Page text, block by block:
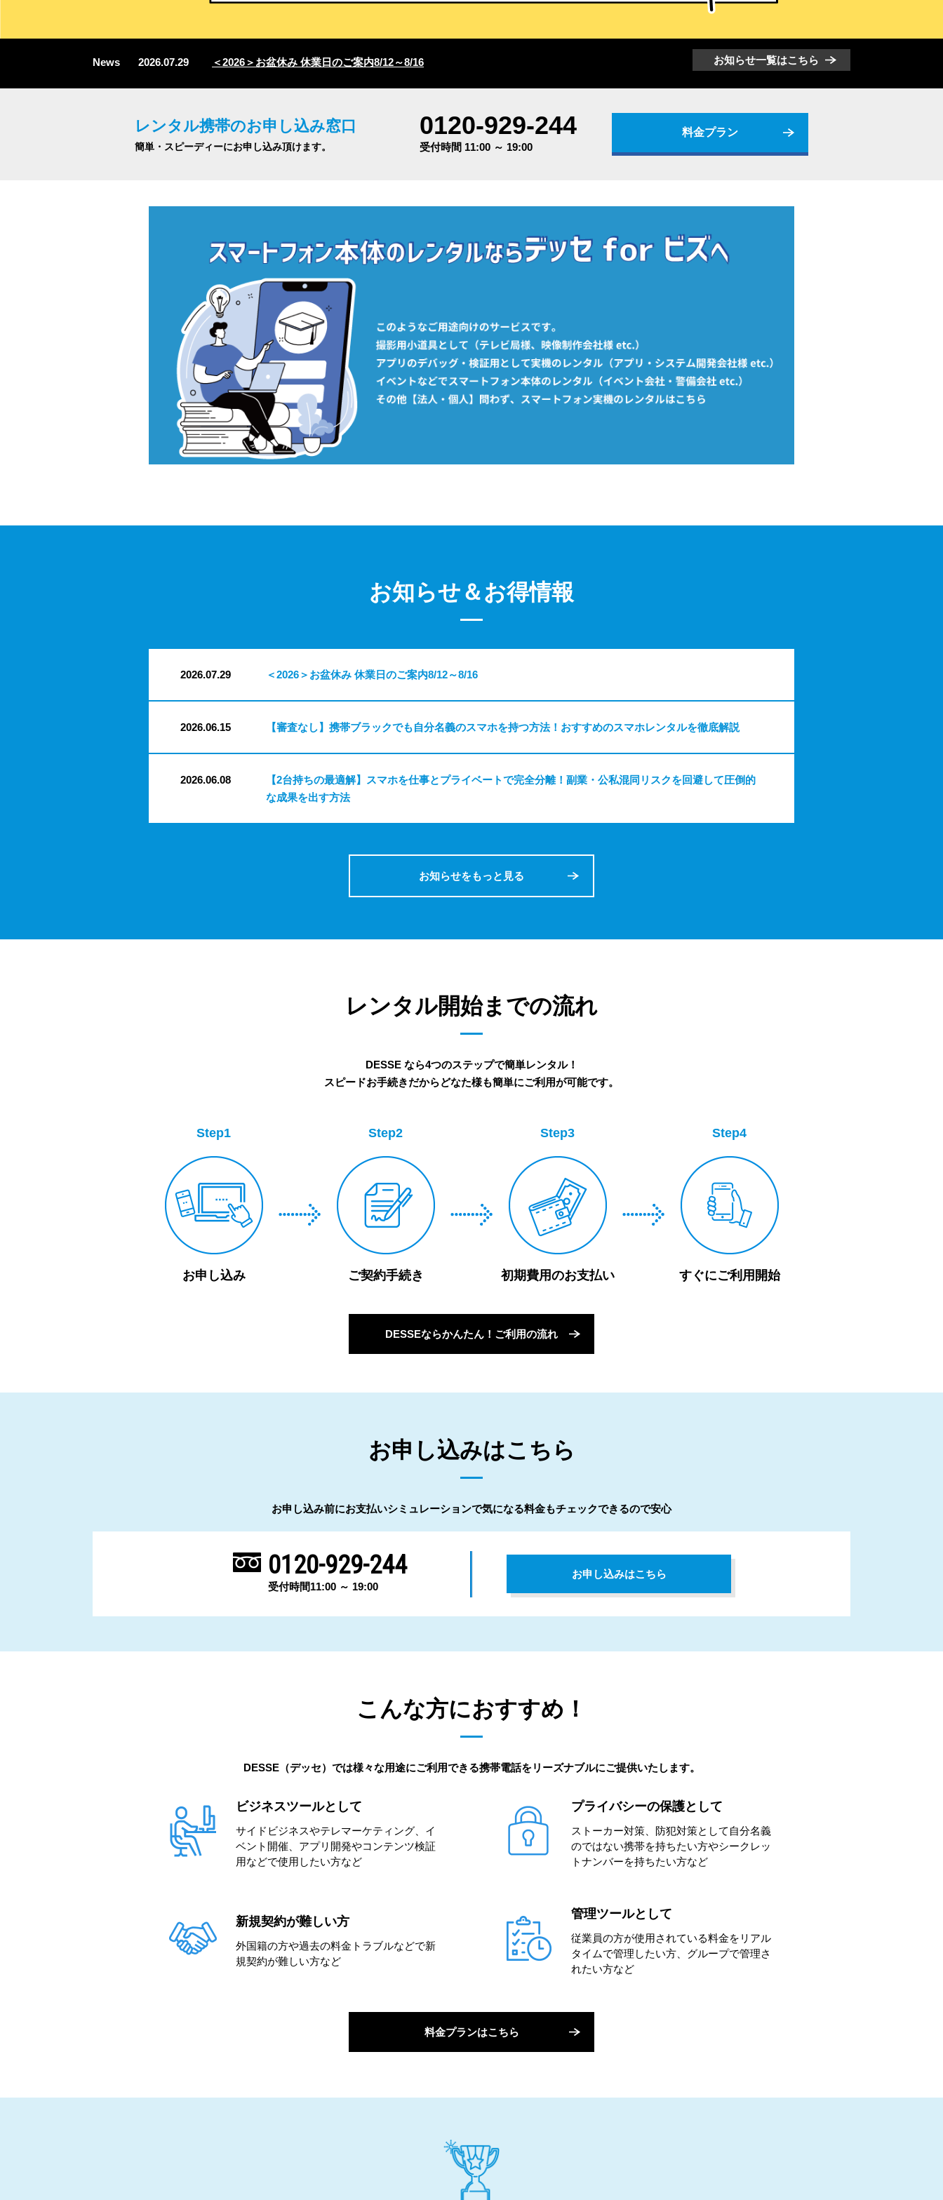
News 2026.07.29 ＜2026＞お盆休み 休業日のご案内8/12～8/16 お知らせ一覧はこちら
レンタル携帯のお申し込み窓口
簡単・スピーディーにお申し込み頂けます。
0120-929-244
受付時間 11:00 ～ 19:00
料金プラン
お知らせ＆お得情報
2026.07.29 ＜2026＞お盆休み 休業日のご案内8/12～8/16
2026.06.15 【審査なし】携帯ブラックでも自分名義のスマホを持つ方法！おすすめのスマホレンタルを徹底解説
2026.06.08
【2台持ちの最適解】スマホを仕事とプライベートで完全分離！副業・公私混同リスクを回避して圧倒的
な成果を出す方法
お知らせをもっと見る
レンタル開始までの流れ
DESSE なら4つのステップで簡単レンタル！
スピードお手続きだからどなた様も簡単にご利用が可能です。
Step1
お申し込み
Step2
ご契約手続き
Step3
初期費用のお支払い
Step4
すぐにご利用開始
DESSEならかんたん！ご利用の流れ
お申し込みはこちら
お申し込み前にお支払いシミュレーションで気になる料金もチェックできるので安心
0120-929-244
受付時間11:00 ～ 19:00
お申し込みはこちら
こんな方におすすめ！
DESSE（デッセ）では様々な用途にご利用できる携帯電話をリーズナブルにご提供いたします。
ビジネスツールとして
サイドビジネスやテレマーケティング、イ
ベント開催、アプリ開発やコンテンツ検証
用などで使用したい方など
プライバシーの保護として
ストーカー対策、防犯対策として自分名義
のではない携帯を持ちたい方やシークレッ
トナンバーを持ちたい方など
新規契約が難しい方
外国籍の方や過去の料金トラブルなどで新
規契約が難しい方など
管理ツールとして
従業員の方が使用されている料金をリアル
タイムで管理したい方、グループで管理さ
れたい方など
料金プランはこちら